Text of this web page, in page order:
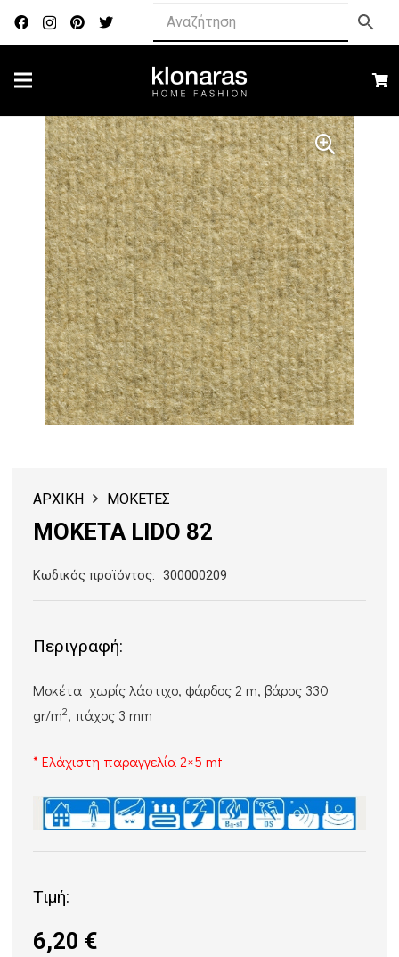
ΑΡΧΙΚΗ ΜΟΚΕΤΕΣ
ΜΟΚΕΤΑ LIDO 82
Κωδικός προϊόντος: 300000209
Περιγραφή:
Μοκέτα χωρίς λάστιχο, φάρδος 2 m, βάρος 330
gr/m2, πάχος 3 mm
* Ελάχιστη παραγγελία 2×5 mt
Τιμή:
6,20 €